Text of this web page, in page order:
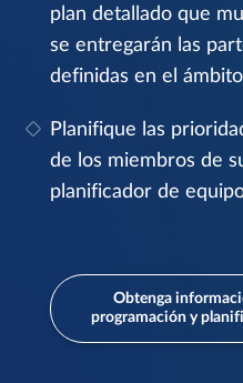
plan detallado que
se entregarán las
definidas en el
Planifique las
de los miembros de
planificador de
Obtenga
programación y